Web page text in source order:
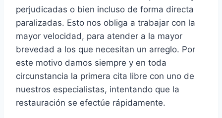
perjudicadas o bien incluso de forma directa
paralizadas. Esto nos obliga a trabajar con la
mayor velocidad, para atender a la mayor
brevedad a los que necesitan un arreglo. Por
este motivo damos siempre y en toda
circunstancia la primera cita libre con uno de
nuestros especialistas, intentando que la
restauración se efectúe rápidamente.